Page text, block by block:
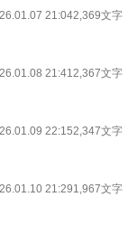
21:042,369文字
21:412,367文字
22:152,347文字
21:291,967文字